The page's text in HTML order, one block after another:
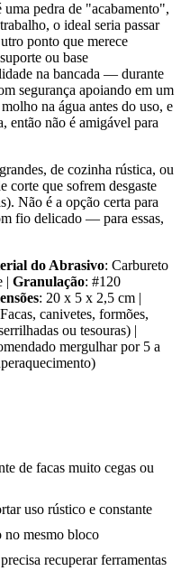
pedra de "acabamento",
o ideal seria passar
ponto que merece
ou base
na bancada — durante
segurança apoiando em um
na água antes do uso, e
então não é amigável para
de cozinha rústica, ou
corte que sofrem desgaste
Não é a opção certa para
fio delicado — para essas,
do Abrasivo: Carbureto
| Granulação: #120
: 20 x 5 x 2,5 cm |
canivetes, formões,
ou tesouras) |
mergulhar por 5 a
de facas muito cegas ou
uso rústico e constante
no mesmo bloco
recuperar ferramentas